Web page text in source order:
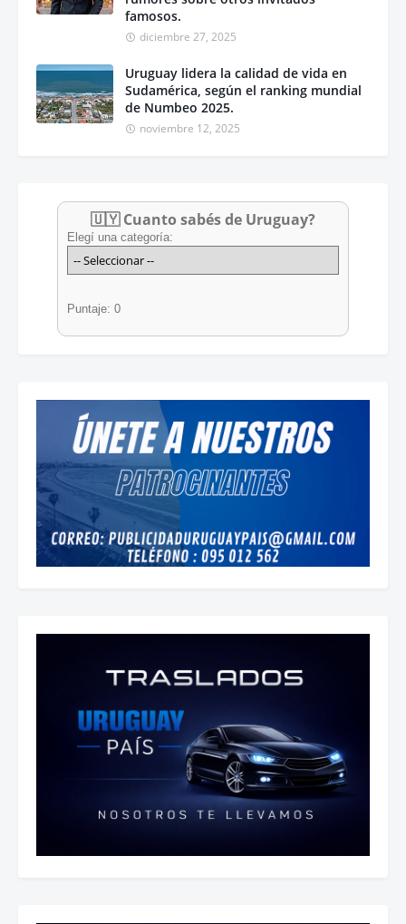
famosos.
diciembre 27, 2025
Uruguay lidera la calidad de vida en
Sudamérica, según el ranking mundial
de Numbeo 2025.
noviembre 12, 2025
🇺🇾 Cuanto sabés de Uruguay?
Elegí una categoría:
Puntaje: 0